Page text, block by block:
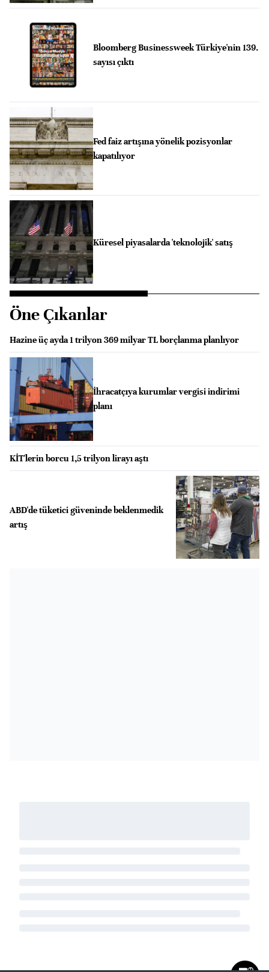
Bloomberg Businessweek Türkiye'nin 139.
sayısı çıktı
Fed faiz artışına yönelik pozisyonlar
kapatılıyor
Küresel piyasalarda 'teknolojik' satış
Öne Çıkanlar
Hazine üç ayda 1 trilyon 369 milyar TL borçlanma planlıyor
İhracatçıya kurumlar vergisi indirimi
planı
KİT'lerin borcu 1,5 trilyon lirayı aştı
ABD'de tüketici güveninde beklenmedik
artış